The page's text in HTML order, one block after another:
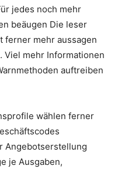
jedes noch mehr
beäugen Die leser
ferner mehr aussagen
Viel mehr Informationen
auftreiben
wählen ferner
Angebotserstellung
je Ausgaben,